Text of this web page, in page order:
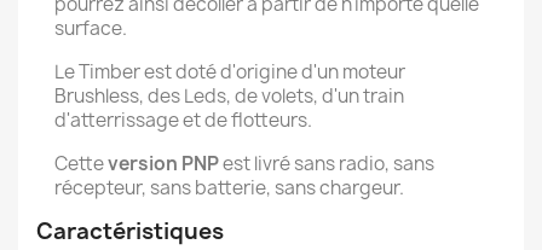
surface.
Le Timber est doté d'origine d'un moteur
Brushless, des Leds, de volets, d'un train
d'atterrissage et de flotteurs.
Cetteversion PNPest livré sans radio, sans
récepteur, sans batterie, sans chargeur.
Caractéristiques